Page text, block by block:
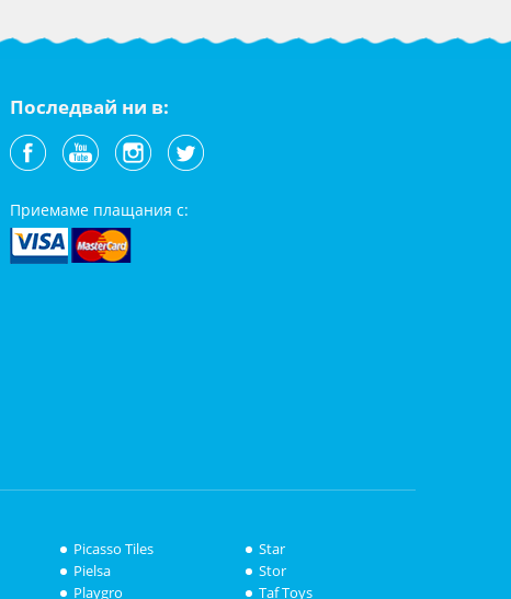
Последвай ни в:
Приемаме плащания с:
Picasso Tiles
Pielsa
Playgro
Star
Stor
Taf Toys